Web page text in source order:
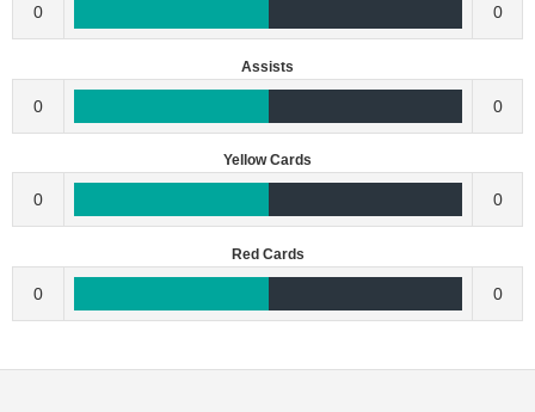
0 0
Assists
0 0
Yellow Cards
0 0
Red Cards
0 0